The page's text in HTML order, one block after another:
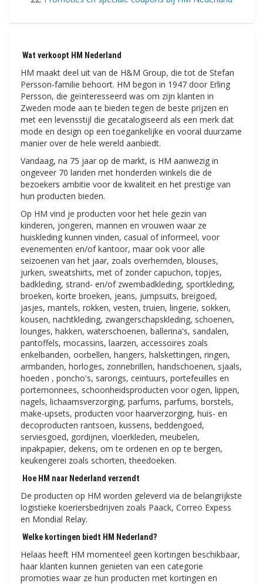
Wat verkoopt HM Nederland
HM maakt deel uit van de H&M Group, die tot de Stefan
Persson-familie behoort. HM begon in 1947 door Erling
Persson, die geïnteresseerd was om zijn klanten in
Zweden mode aan te bieden tegen de beste prijzen en
met een levensstijl die gecatalogiseerd als een merk dat
mode en design op een toegankelijke en vooral duurzame
manier over de hele wereld aanbiedt.
Vandaag, na 75 jaar op de markt, is HM aanwezig in
ongeveer 70 landen met honderden winkels die de
bezoekers ambitie voor de kwaliteit en het prestige van
hun producten bieden.
Op HM vind je producten voor het hele gezin van
kinderen, jongeren, mannen en vrouwen waar ze
huiskleding kunnen vinden, casual of informeel, voor
evenementen en/of kantoor, maar ook voor alle
seizoenen van het jaar, zoals overhemden, blouses,
jurken, sweatshirts, met of zonder capuchon, topjes,
badkleding, strand- en/of zwembadkleding, sportkleding,
broeken, korte broeken, jeans, jumpsuits, breigoed,
jasjes, mantels, rokken, vesten, truien, lingerie, sokken,
kousen, nachtkleding, zwangerschapskleding, schoenen,
lounges, hakken, waterschoenen, ballerina's, sandalen,
pantoffels, mocassins, laarzen, accessoires zoals
enkelbanden, oorbellen, hangers, halskettingen, ringen,
armbanden, horloges, zonnebrillen, handschoenen, sjaals,
hoeden , poncho's, sarongs, ceintuurs, portefeuilles en
portemonnees, schoonheidsproducten voor ogen, lippen,
nagels, lichaamsverzorging, parfums, parfums, borstels,
make-upsets, producten voor haarverzorging, huis- en
decoproducten rantsoen, kussens, beddengoed,
serviesgoed, gordijnen, vloerkleden, meubelen,
inpakpapier, dekens, om te ordenen en op te bergen,
keukengerei zoals schorten, theedoeken.
Hoe HM naar Nederland verzendt
De producten op HM worden geleverd via de belangrijkste
logistieke koeriersbedrijven zoals Paack, Correo Expess
en Mondial Relay.
Welke kortingen biedt HM Nederland?
Helaas heeft HM momenteel geen kortingen beschikbaar,
haar klanten kunnen genieten van een categorie
promoties waar ze hun producten met kortingen en